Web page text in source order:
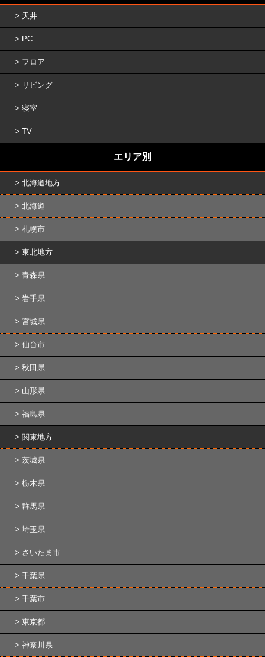
天井
PC
フロア
リビング
寝室
TV
エリア別
北海道地方
北海道
札幌市
東北地方
青森県
岩手県
宮城県
仙台市
秋田県
山形県
福島県
関東地方
茨城県
栃木県
群馬県
埼玉県
さいたま市
千葉県
千葉市
東京都
神奈川県